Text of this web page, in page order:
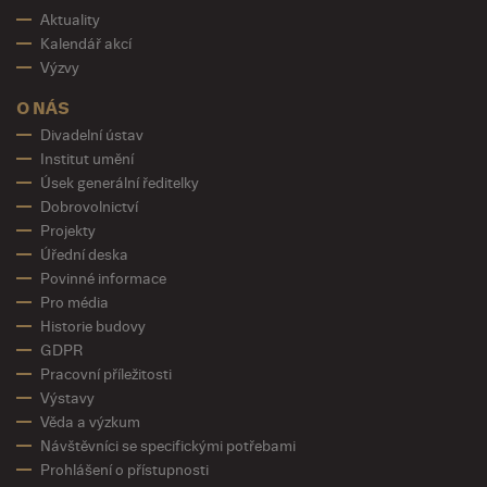
Aktuality
Kalendář akcí
Výzvy
O NÁS
Divadelní ústav
Institut umění
Úsek generální ředitelky
Dobrovolnictví
Projekty
Úřední deska
Povinné informace
Pro média
Historie budovy
GDPR
Pracovní příležitosti
Výstavy
Věda a výzkum
Návštěvníci se specifickými potřebami
Prohlášení o přístupnosti